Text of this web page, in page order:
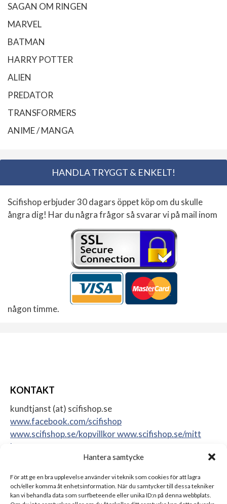
Hantera samtycke
För att ge en bra upplevelse använder vi teknik som cookies för att lagra
och/eller komma åt enhetsinformation. När du samtycker till dessa tekniker
kan vi behandla data som surfbeteende eller unika ID:n på denna webbplats.
SAGAN OM RINGEN
MARVEL
BATMAN
HARRY POTTER
ALIEN
PREDATOR
TRANSFORMERS
ANIME / MANGA
HANDLA TRYGGT & ENKELT!
Scifishop erbjuder 30 dagars öppet köp om du skulle
ångra dig! Har du några frågor så svarar vi på mail inom
någon timme.
KONTAKT
kundtjanst (at) scifishop.se
www.facebook.com/scifishop
www.scifishop.se/kopvillkorwww.scifishop.se/mitt
konto
Sweden